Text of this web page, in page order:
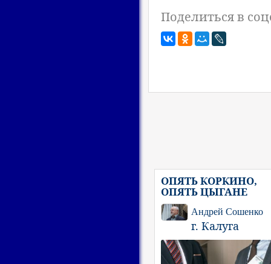
Поделиться в
ОПЯТЬ КОРКИНО,
ОПЯТЬ ЦЫГАНЕ
Андрей Сошенко
г. Калуга